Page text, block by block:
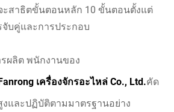
ะสาธิตขั้นตอนหลัก 10 ขั้นตอนตั้งแต่
บคู่และการประกอบ
ผลิต พนักงานของ
เครื่องจักรอะไหล่ Co., Ltd.คัด
และปฏิบัติตามมาตรฐานอย่าง